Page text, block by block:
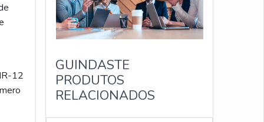
12
GUINDASTE
PRODUTOS
RELACIONADOS